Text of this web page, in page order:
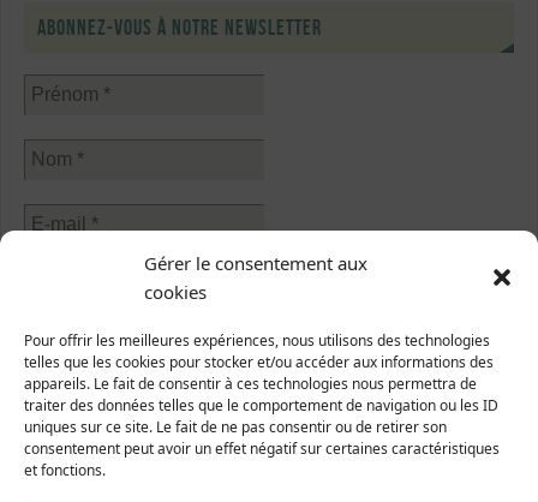
Gérer le consentement aux
cookies
Pour offrir les meilleures expériences, nous utilisons des technologies
telles que les cookies pour stocker et/ou accéder aux informations des
appareils. Le fait de consentir à ces technologies nous permettra de
traiter des données telles que le comportement de navigation ou les ID
uniques sur ce site. Le fait de ne pas consentir ou de retirer son
consentement peut avoir un effet négatif sur certaines caractéristiques
et fonctions.
Abonnez-vous à notre newsletter
Sélectionner une ou plusieurs listes :
Sorties nature
Abonnés à l'écho de Manche-Nature
J’accepte que mes données soient traitées conformément à
lapolitique de confidentialité.